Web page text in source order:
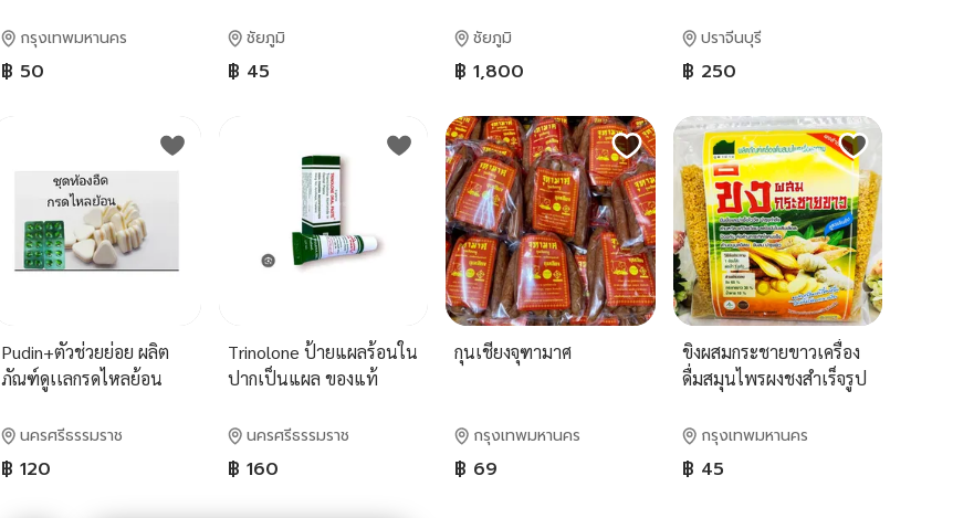
กรุงเทพมหานคร
฿ 50
ชัยภูมิ
฿ 45
ชัยภูมิ
฿ 1,800
ปากหอมสดชื่นยาสีฟันขาย
ดีโดยไอยรา จัดส่งไว
ปราจีนบุรี
฿ 250
Pudin+ตัวช่วยย่อย ผลิต
ภัณฑ์ดูเเลกรดไหลย้อน
นครศรีธรรมราช
฿ 120
Trinolone ป้ายแผลร้อนใน
ปากเป็นแผล ของแท้
นครศรีธรรมราช
฿ 160
กุนเชียงจุฑามาศ​
กรุงเทพมหานคร
฿ 69
ขิงผสมกระชายขาวเครื่อง
ดื่มสมุนไพรผงชงสำเร็จรูป
กรุงเทพมหานคร
฿ 45